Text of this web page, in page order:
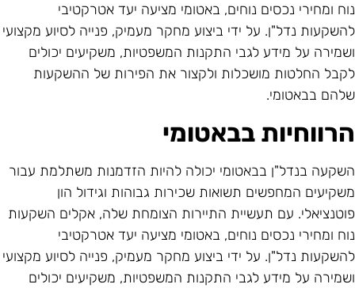
ומחירי נכסים נוחים, באטומי מציעה יעד אטרקטיבי
נדל"ן. על ידי ביצוע מחקר מעמיק, פנייה לסיוע מקצועי
על מידע לגבי התקנות המשפטיות, משקיעים יכולים
החלטות מושכלות ולקצור את הפירות של ההשקעות
בבאטומי.
בבאטומי
בנדל"ן בבאטומי יכולה להיות הזדמנות משתלמת עבור
המחפשים תשואות שכירות גבוהות וגידול הון
עם תעשיית התיירות הצומחת שלה, אקלים השקעות
ומחירי נכסים נוחים, באטומי מציעה יעד אטרקטיבי
נדל"ן. על ידי ביצוע מחקר מעמיק, פנייה לסיוע מקצועי
על מידע לגבי התקנות המשפטיות, משקיעים יכולים